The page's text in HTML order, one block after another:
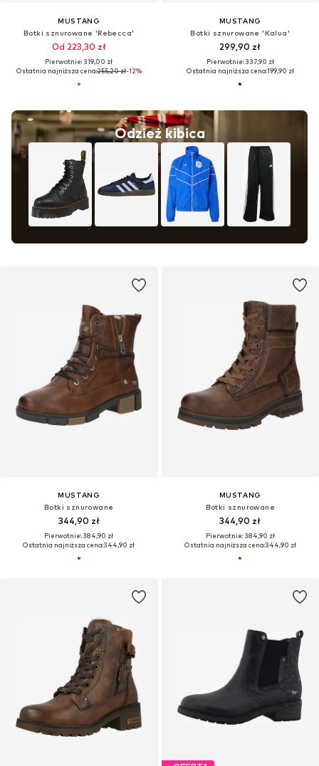
MUSTANG
Botki sznurowane 'Rebecca'
Od 223,30 zł
Pierwotnie: 319,00 zł
Ostatnia najniższa cena:255,20 zł-12%
Odzież kibica
MUSTANG
Botki sznurowane 'Kalua'
299,90 zł
Pierwotnie: 337,90 zł
Ostatnia najniższa cena:199,90 zł
MUSTANG
Botki sznurowane
344,90 zł
Pierwotnie: 384,90 zł
Ostatnia najniższa cena:344,90 zł
MUSTANG
Botki sznurowane
344,90 zł
Pierwotnie: 384,90 zł
Ostatnia najniższa cena:344,90 zł